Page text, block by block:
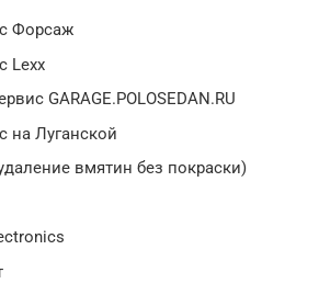
Форсаж
Lexx
GARAGE.POLOSEDAN.RU
на Луганской
вмятин без покраски)